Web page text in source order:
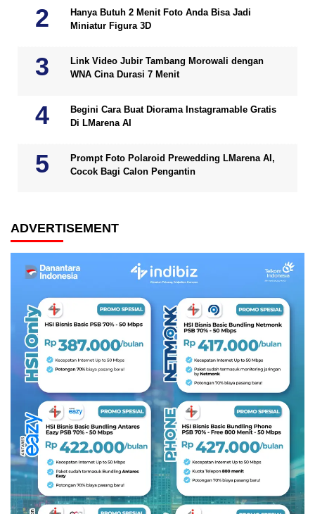
Hanya Butuh 2 Menit Foto Anda Bisa Jadi
Miniatur Figura 3D
Link Video Jubir Tambang Morowali dengan
WNA Cina Durasi 7 Menit
Begini Cara Buat Diorama Instagramable Gratis
Di LMarena AI
Prompt Foto Polaroid Prewedding LMarena AI,
Cocok Bagi Calon Pengantin
ADVERTISEMENT